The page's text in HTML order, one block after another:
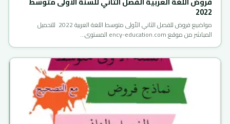
2022
مواضيع فروض للفصل الثاني الأولى متوسط اللغة العربية 2022 للتحميل
المباشر من موقع ency-education.com المستوى…